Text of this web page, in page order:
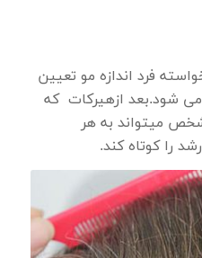
فرد اندازه مو تعیین
شود.بعد ازهیرکات که
میتواند به هر
را کوتاه کند.